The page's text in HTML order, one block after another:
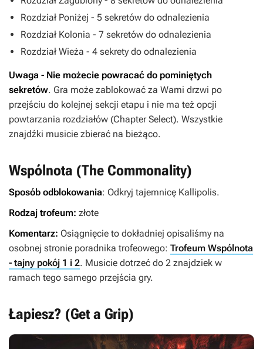
Rozdział Poniżej - 5 sekretów do odnalezienia
Rozdział Kolonia - 7 sekretów do odnalezienia
Rozdział Wieża - 4 sekrety do odnalezienia
Uwaga - Nie możecie powracać do pominiętych
sekretów. Gra może zablokować za Wami drzwi po
przejściu do kolejnej sekcji etapu i nie ma też opcji
powtarzania rozdziałów (Chapter Select). Wszystkie
znajdźki musicie zbierać na bieżąco.
Wspólnota (The Commonality)
Sposób odblokowania: Odkryj tajemnicę Kallipolis.
Rodzaj trofeum: złote
Komentarz: Osiągnięcie to dokładniej opisaliśmy na
osobnej stronie poradnika trofeowego: Trofeum Wspólnota
- tajny pokój 1 i 2. Musicie dotrzeć do 2 znajdziek w
ramach tego samego przejścia gry.
Łapiesz? (Get a Grip)